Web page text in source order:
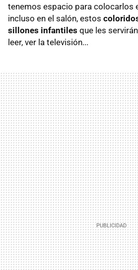
tenemos espacio para colocarlos
incluso en el salón, estos
sillones infantiles que les
leer, ver la televisión...